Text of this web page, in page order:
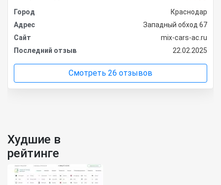
Город
Краснодар
Адрес
Западный обход 67
Сайт
mix-cars-ac.ru
Последний отзыв
22.02.2025
Смотреть 26 отзывов
Худшие в
рейтинге